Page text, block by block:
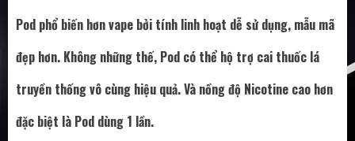
Pod phổ biến hơn vape bởi tính linh hoạt dễ sử dụng, mẫu mã
đẹp hơn. Không những thế, Pod có thể hộ trợ cai thuốc lá
truyền thống vô cùng hiệu quả. Và nồng độ Nicotine cao hơn
đặc biệt là Pod dùng 1 lần.